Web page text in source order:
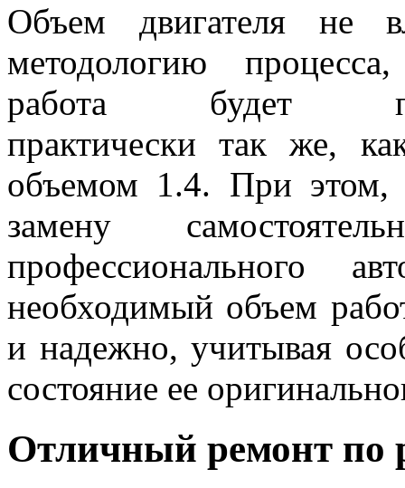
Объем двигателя не
методологию
работа будет
практически так же,
объемом 1.4. При этом,
замену
профессионального
необходимый объем
и надежно, учитывая
состояние ее
Отличный ремонт по